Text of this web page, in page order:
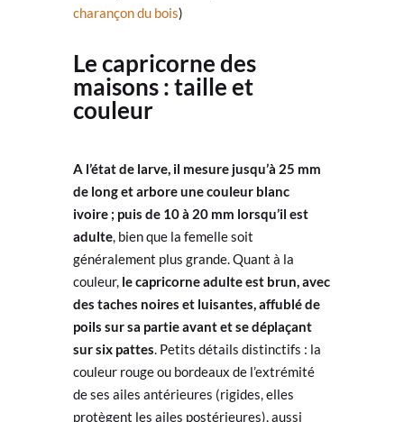
charançon du bois)
Le capricorne des
maisons : taille et
couleur
A l’état de larve, il mesure jusqu’à 25 mm
de long et arbore une couleur blanc
ivoire ; puis de 10 à 20 mm lorsqu’il est
adulte, bien que la femelle soit
généralement plus grande. Quant à la
couleur, le capricorne adulte est brun, avec
des taches noires et luisantes, affublé de
poils sur sa partie avant et se déplaçant
sur six pattes. Petits détails distinctifs : la
couleur rouge ou bordeaux de l’extrémité
de ses ailes antérieures (rigides, elles
protègent les ailes postérieures), aussi